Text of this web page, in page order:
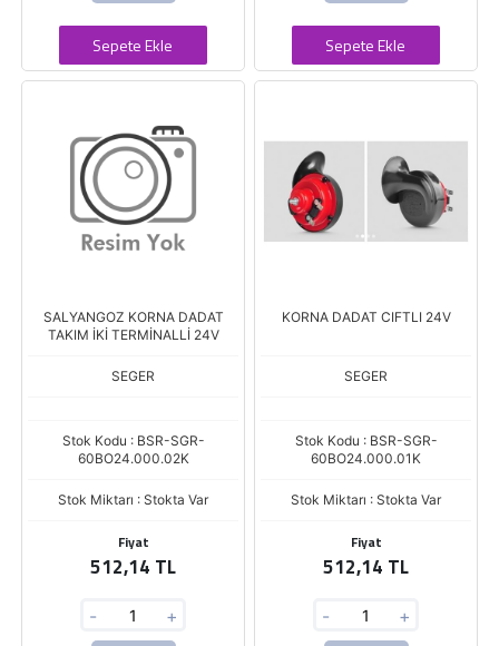
Sepete Ekle Sepete Ekle
SALYANGOZ KORNA DADAT
TAKIM İKİ TERMİNALLİ 24V
SEGER
Stok Kodu : BSR-SGR-
60BO24.000.02K
Stok Miktarı : Stokta Var
Fiyat
512,14 TL
- +
KORNA DADAT CIFTLI 24V
SEGER
Stok Kodu : BSR-SGR-
60BO24.000.01K
Stok Miktarı : Stokta Var
Fiyat
512,14 TL
- +